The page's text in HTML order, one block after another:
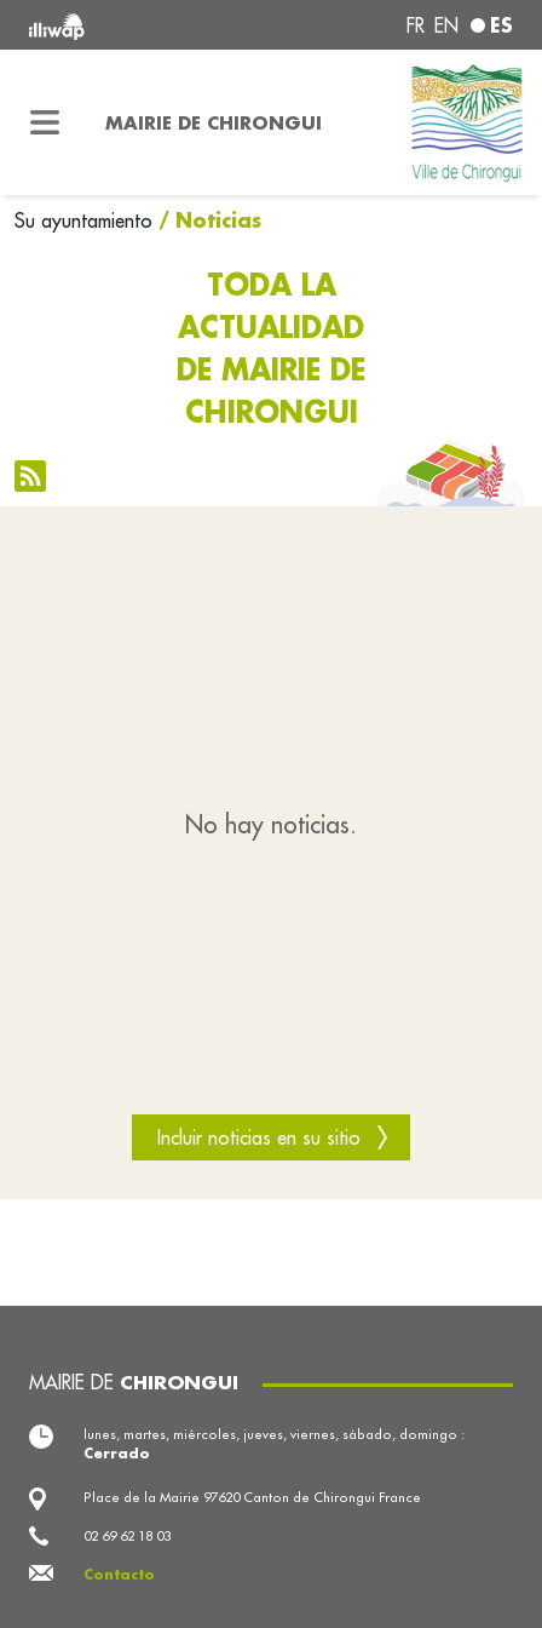
FR EN ES
MAIRIE DE CHIRONGUI
Su ayuntamiento / Noticias
TODA LA
ACTUALIDAD
DE MAIRIE DE
CHIRONGUI
No hay noticias.
Incluir noticias en su sitio
MAIRIE DE CHIRONGUI
Place de la Mairie 97620 Canton de Chirongui France
02 69 62 18 03
Contacto
lunes, martes, miércoles, jueves, viernes, sábado, domingo :
Cerrado